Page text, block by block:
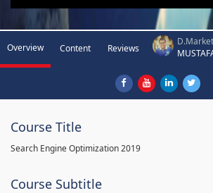
Overview Content Reviews
Course Title
Search Engine Optimization 2019
Course Subtitle